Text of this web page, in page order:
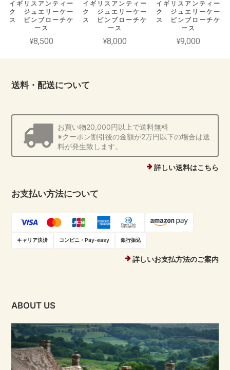
イギリスアンティー
ク ジュエリーケー
ス ピンブローチケ
ース
¥8,500
イギリスアンティー
ク ジュエリーケー
ス ピンブローチケ
ース
¥8,000
イギリスアンティー
ク ジュエリーケー
ス ピンブローチケ
ース
¥9,000
送料・配送について
お買い物20,000円以上で送料無料
※クーポン割引後の金額が2万円以下の場合は送
料が発生致します。
詳しい送料はこちら
お支払い方法について
キャリア決済 コンビニ・Pay-easy 銀行振込
詳しいお支払方法のご案内
ABOUT US